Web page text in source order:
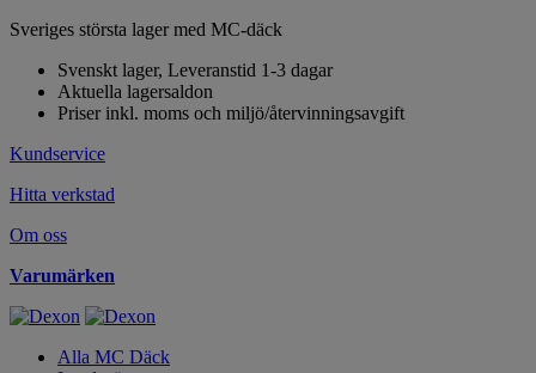
Sveriges största lager med MC-däck
Svenskt lager, Leveranstid 1-3 dagar
Aktuella lagersaldon
Priser inkl. moms och miljö/återvinningsavgift
Kundservice
Hitta verkstad
Om oss
Varumärken
Alla MC Däck